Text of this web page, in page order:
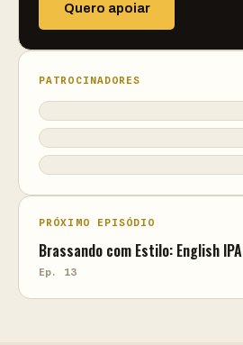
Quero apoiar
PATROCINADORES
PRÓXIMO EPISÓDIO
Brassando com Estilo: English IPA
Ep. 13